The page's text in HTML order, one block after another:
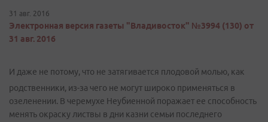
31 авг. 2016
Электронная версия газеты "Владивосток" №3994 (130) от
31 авг. 2016
И даже не потому, что не затягивается плодовой молью, как
родственники, из-за чего не могут широко применяться в
озеленении. В черемухе Неубиенной поражает ее способность
менять окраску листвы в дни казни семьи последнего